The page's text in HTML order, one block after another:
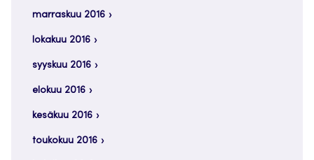
marraskuu 2016
lokakuu 2016
syyskuu 2016
elokuu 2016
kesäkuu 2016
toukokuu 2016